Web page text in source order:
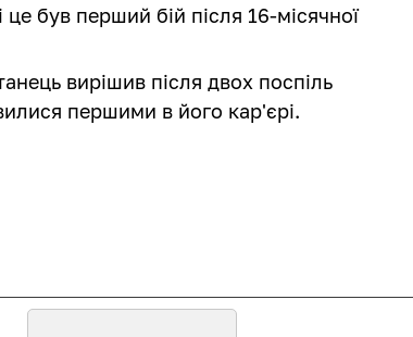
був перший бій після 16-місячної
вирішив після двох поспіль
першими в його кар'єрі.